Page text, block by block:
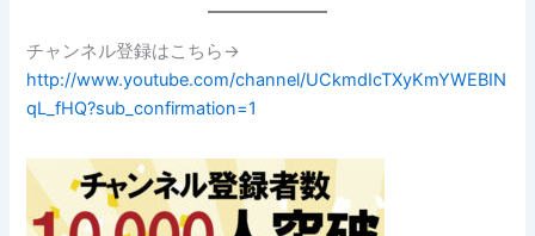
チャンネル登録はこちら→
http://www.youtube.com/channel/UCkmdIcTXyKmYWEBIN
qL_fHQ?sub_confirmation=1